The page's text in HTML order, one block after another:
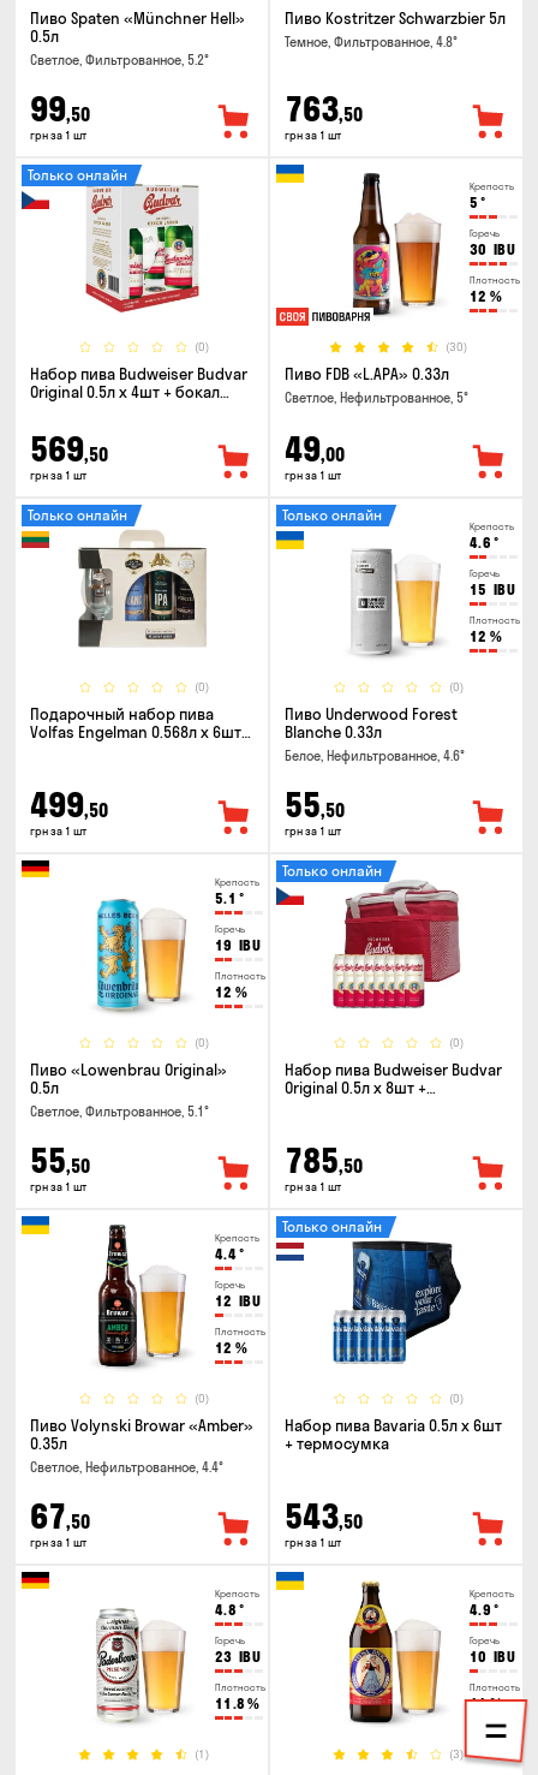
Пиво Spaten «Münchner Hell»
0.5л
Светлое, Фильтрованное, 5.2°
99,50
грн за 1 шт
Пиво Kostritzer Schwarzbier 5л
Темное, Фильтрованное, 4.8°
763,50
грн за 1 шт
(0)
Только онлайн
Набор пива Budweiser Budvar
Original 0.5л х 4шт + бокал
569,50
грн за 1 шт
Крепость
5 °
Горечь
30 IBU
Плотность
12 %
(30)
Пиво FDB «L.APA» 0.33л
Светлое, Нефильтрованное, 5°
49,00
грн за 1 шт
(0)
Только онлайн
Подарочный набор пива
Volfas Engelman 0.568л x 6шт +
499,50
грн за 1 шт
Крепость
4.6 °
Горечь
15 IBU
Плотность
12 %
(0)
Только онлайн
Пиво Underwood Forest
Blanche 0.33л
Белое, Нефильтрованное, 4.6°
55,50
грн за 1 шт
Крепость
5.1 °
Горечь
19 IBU
Плотность
12 %
(0)
Пиво «Lowenbrau Original»
0.5л
Светлое, Фильтрованное, 5.1°
55,50
грн за 1 шт
(0)
Только онлайн
Набор пива Budweiser Budvar
Original 0.5л x 8шт +
785,50
грн за 1 шт
Крепость
4.4°
Горечь
12 IBU
Плотность
12 %
(0)
Пиво Volynski Browar «Amber»
0.35л
Светлое, Нефильтрованное, 4.4°
67,50
грн за 1 шт
(0)
Только онлайн
Набор пива Bavaria 0.5л х 6шт
+ термосумка
543,50
грн за 1 шт
Крепость
4.8 °
Горечь
23 IBU
Плотность
11.8 %
(1)
Крепость
4.9 °
Горечь
10 IBU
Плотность
11%
(3)